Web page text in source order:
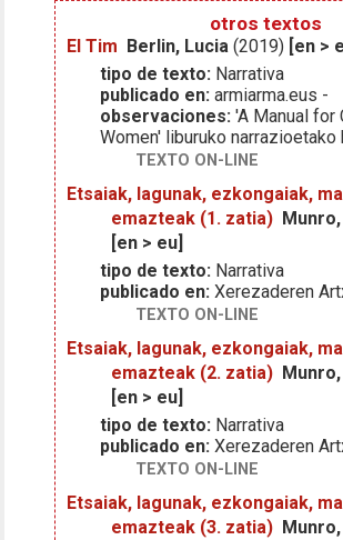
otros textos
El Tim Berlin, Lucia (2019) [en >
tipo de texto: Narrativa
publicado en: armiarma.eus -
observaciones: 'A Manual for
Women' liburuko narrazioetako
TEXTO ON-LINE
Etsaiak, lagunak, ezkongaiak,
emazteak (1. zatia)
[en > eu]
tipo de texto: Narrativa
publicado en: Xerezaderen
TEXTO ON-LINE
Etsaiak, lagunak, ezkongaiak,
emazteak (2. zatia)
[en > eu]
tipo de texto: Narrativa
publicado en: Xerezaderen
TEXTO ON-LINE
Etsaiak, lagunak, ezkongaiak,
emazteak (3. zatia)